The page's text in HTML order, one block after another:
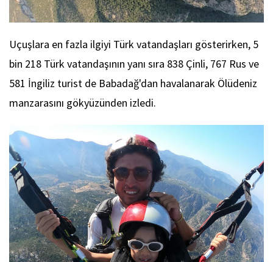
Uçuşlara en fazla ilgiyi Türk vatandaşları gösterirken, 5
bin 218 Türk vatandaşının yanı sıra 838 Çinli, 767 Rus ve
581 İngiliz turist de Babadağ'dan havalanarak Ölüdeniz
manzarasını gökyüzünden izledi.